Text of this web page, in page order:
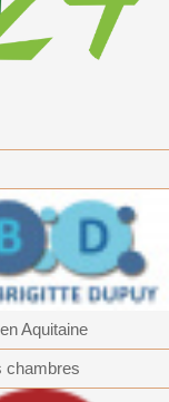
Aquitaine
chambres